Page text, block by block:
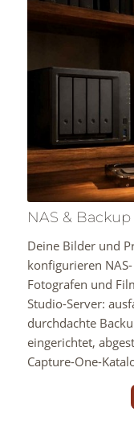
NAS & Backup
Deine Bilder und
konfigurieren
Fotografen und
Studio-Server:
durchdachte
eingerichtet,
Capture-One-